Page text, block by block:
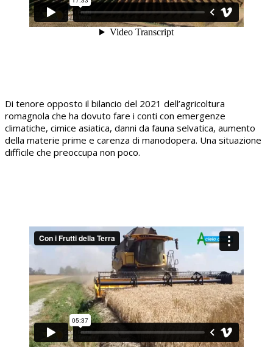
Di tenore opposto il bilancio del 2021 dell’agricoltura
romagnola che ha dovuto fare i conti con emergenze
climatiche, cimice asiatica, danni da fauna selvatica, aumento
della materie prime e carenza di manodopera. Una situazione
difficile che preoccupa non poco.